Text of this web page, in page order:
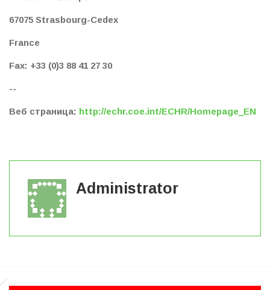
67075 Strasbourg-Cedex
France
Fax: +33 (0)3 88 41 27 30
--
Веб страница: http://echr.coe.int/ECHR/Homepage_EN
Administrator